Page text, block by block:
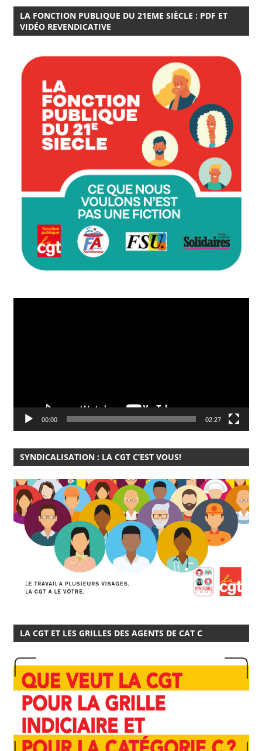
LA FONCTION PUBLIQUE DU 21EME SIÈCLE : PDF ET
VIDÉO REVENDICATIVE
00:00 02:27
SYNDICALISATION : LA CGT C’EST VOUS!
LA CGT ET LES GRILLES DES AGENTS DE CAT C